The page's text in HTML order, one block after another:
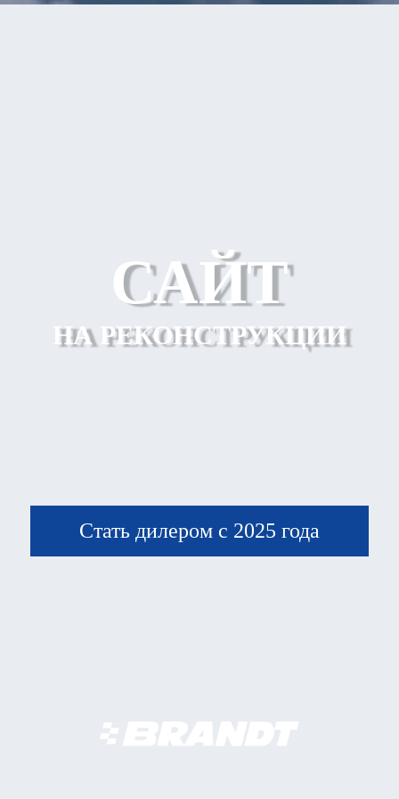
САЙТ
НА РЕКОНСТРУКЦИИ
Стать дилером с 2025 года